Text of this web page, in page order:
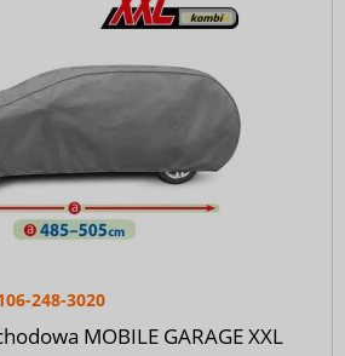
248-3020
MOBILE GARAGE XXL